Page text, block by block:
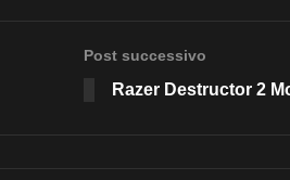
Post successivo
Razer Destructor 2